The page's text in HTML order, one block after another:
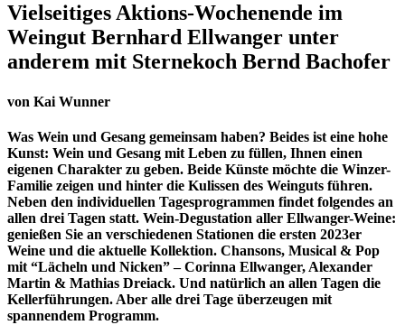
Vielseitiges Aktions-Wochenende im
Weingut Bernhard Ellwanger unter
anderem mit Sternekoch Bernd Bachofer
von Kai Wunner
Was Wein und Gesang gemeinsam haben? Beides ist eine hohe
Kunst: Wein und Gesang mit Leben zu füllen, Ihnen einen
eigenen Charakter zu geben. Beide Künste möchte die Winzer-
Familie zeigen und hinter die Kulissen des Weinguts führen.
Neben den individuellen Tagesprogrammen findet folgendes an
allen drei Tagen statt. Wein-Degustation aller Ellwanger-Weine:
genießen Sie an verschiedenen Stationen die ersten 2023er
Weine und die aktuelle Kollektion. Chansons, Musical & Pop
mit “Lächeln und Nicken” – Corinna Ellwanger, Alexander
Martin & Mathias Dreiack. Und natürlich an allen Tagen die
Kellerführungen. Aber alle drei Tage überzeugen mit
spannendem Programm.